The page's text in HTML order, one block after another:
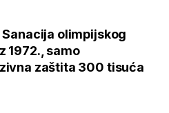
olimpijskog
1972., samo
zaštita 300 tisuća